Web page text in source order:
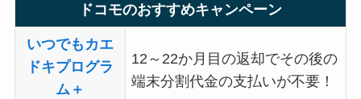
ドコモのおすすめキャンペーン
いつでもカエ
ドキプログラ
ム＋
12～22か月目の返却でその後の
端末分割代金の支払いが不要！